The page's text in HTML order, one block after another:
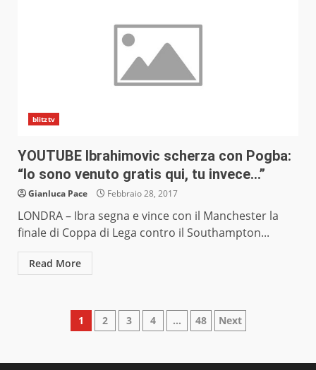
blitztv
YOUTUBE Ibrahimovic scherza con Pogba:
“Io sono venuto gratis qui, tu invece…”
Gianluca Pace Febbraio 28, 2017
LONDRA – Ibra segna e vince con il Manchester la
finale di Coppa di Lega contro il Southampton...
Read More
Paginazione
1 2 3 4 … 48 Next